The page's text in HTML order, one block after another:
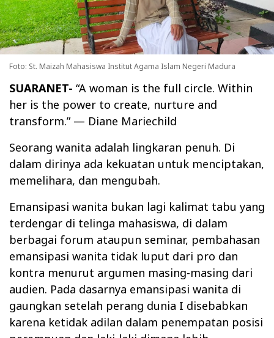
Foto: St. Maizah Mahasiswa Institut Agama Islam Negeri Madura
SUARANET- “A woman is the full circle. Within
her is the power to create, nurture and
transform.” — Diane Mariechild
Seorang wanita adalah lingkaran penuh. Di
dalam dirinya ada kekuatan untuk menciptakan,
memelihara, dan mengubah.
Emansipasi wanita bukan lagi kalimat tabu yang
terdengar di telinga mahasiswa, di dalam
berbagai forum ataupun seminar, pembahasan
emansipasi wanita tidak luput dari pro dan
kontra menurut argumen masing-masing dari
audien. Pada dasarnya emansipasi wanita di
gaungkan setelah perang dunia I disebabkan
karena ketidak adilan dalam penempatan posisi